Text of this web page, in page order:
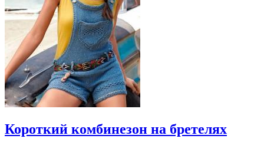
Короткий комбинезон на бретелях